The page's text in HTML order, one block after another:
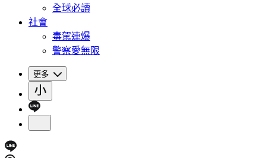
全球必讀
社會
毒駕連爆
警察愛無限
更多